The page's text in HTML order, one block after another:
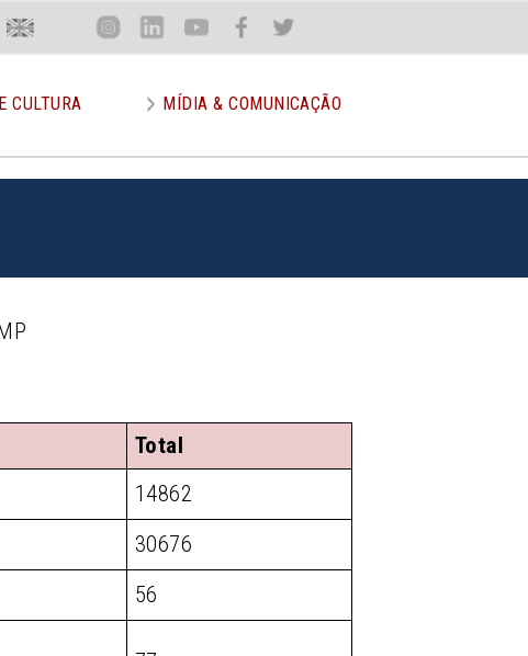
En Inst Lin You Face Twit
CULTURA MÍDIA & COMUNICAÇÃO
Total
14862
30676
56